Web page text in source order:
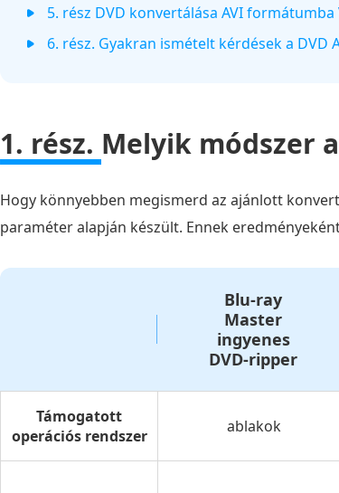
5. rész DVD konvertálása AVI
6. rész. Gyakran ismételt kérdések a DVD
1. rész. Melyik módszer
Hogy könnyebben megismerd az ajánlott
paraméter alapján készült. Ennek
Blu-ray
Master
ingyenes
DVD-ripper
Támogatott
operációs rendszer
ablakok